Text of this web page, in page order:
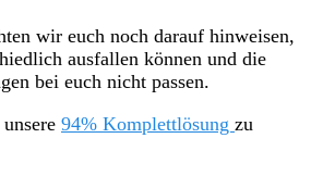
wir euch noch darauf hinweisen,
ausfallen können und die
bei euch nicht passen.
94% Komplettlösung zu